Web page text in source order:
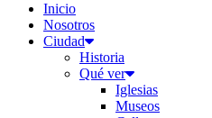
Inicio
Nosotros
Ciudad
Historia
Qué ver
Iglesias
Museos